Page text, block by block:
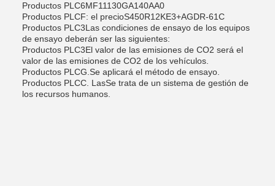
Productos PLC6MF11130GA140AA0
Productos PLCF: el precioS450R12KE3+AGDR-61C
Productos PLC3Las condiciones de ensayo de los equipos
de ensayo deberán ser las siguientes:
Productos PLC3El valor de las emisiones de CO2 será el
valor de las emisiones de CO2 de los vehículos.
Productos PLCG. Se aplicará el método de ensayo.
Productos PLCC. LasSe trata de un sistema de gestión de
los recursos humanos.